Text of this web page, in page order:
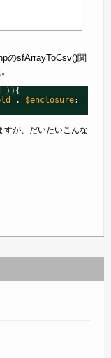
のsfArrayToCsv()関
)){
. $enclosure;
すが、だいたいこんな